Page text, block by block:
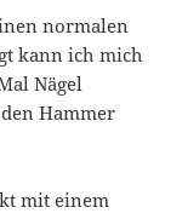
normalen
kann ich mich
Nägel
Hammer
mit einem